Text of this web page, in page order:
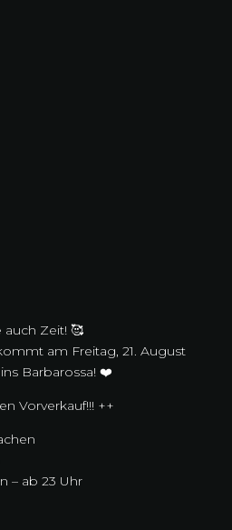
auch Zeit! 🥰
am Freitag, 21. August
Barbarossa! ❤️
Vorverkauf!!! ++
– ab 23 Uhr